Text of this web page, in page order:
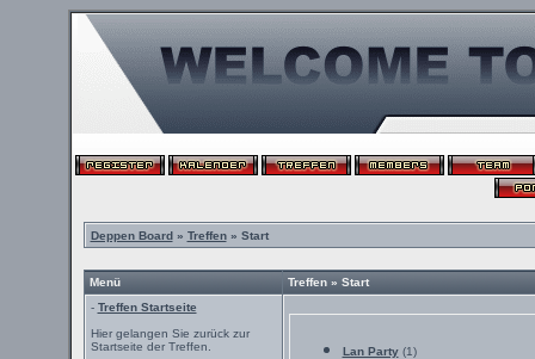
Deppen Board» Treffen» Start
Menü
Treffen » Start
- Treffen Startseite
Hier gelangen Sie zurück zur
Startseite der Treffen.
Lan Party(1)